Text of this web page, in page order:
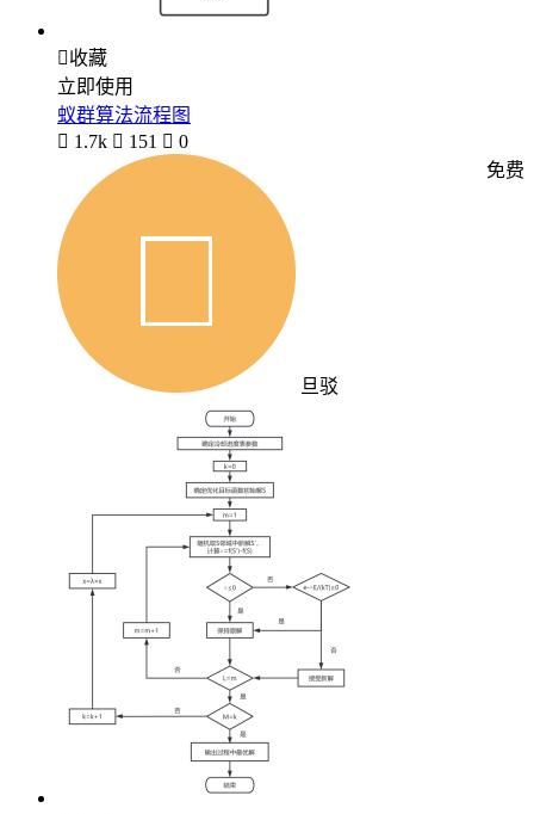
收藏
立即使用
蚁群算法流程图
 1.7k  151  0
旦驳
免费